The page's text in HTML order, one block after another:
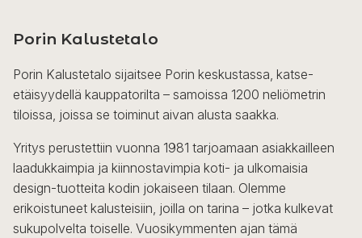
muunnelma.
tehdä
valinnat
tuotteen
sivulla.
Porin Kalustetalo
Porin Kalustetalo sijaitsee Porin keskustassa, katse-
etäisyydellä kauppatorilta – samoissa 1200 neliömetrin
tiloissa, joissa se toiminut aivan alusta saakka.
Yritys perustettiin vuonna 1981 tarjoamaan asiakkailleen
laadukkaimpia ja kiinnostavimpia koti- ja ulkomaisia
design-tuotteita kodin jokaiseen tilaan. Olemme
erikoistuneet kalusteisiin, joilla on tarina – jotka kulkevat
sukupolvelta toiselle. Vuosikymmenten ajan tämä